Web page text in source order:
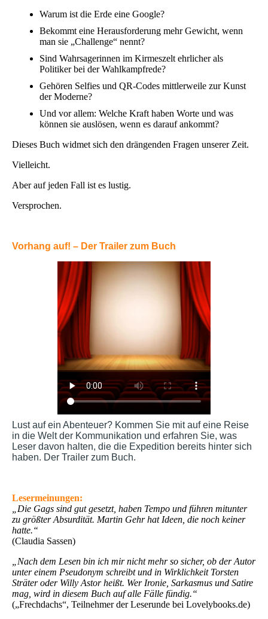
Warum ist die Erde eine Google?
Bekommt eine Herausforderung mehr Gewicht, wenn
man sie „Challenge“ nennt?
Sind Wahrsagerinnen im Kirmeszelt ehrlicher als
Politiker bei der Wahlkampfrede?
Gehören Selfies und QR-Codes mittlerweile zur Kunst
der Moderne?
Und vor allem: Welche Kraft haben Worte und was
können sie auslösen, wenn es darauf ankommt?
Dieses Buch widmet sich den drängenden Fragen unserer Zeit.
Vielleicht.
Aber auf jeden Fall ist es lustig.
Versprochen.
Vorhang auf! – Der Trailer zum Buch
Lust auf ein Abenteuer? Kommen Sie mit auf eine Reise
in die Welt der Kommunikation und erfahren Sie, was
Leser davon halten, die die Expedition bereits hinter sich
haben. Der Trailer zum Buch.
Lesermeinungen:
„Die Gags sind gut gesetzt, haben Tempo und führen mitunter
zu größter Absurdität. Martin Gehr hat Ideen, die noch keiner
hatte.“
(Claudia Sassen)
„Nach dem Lesen bin ich mir nicht mehr so sicher, ob der Autor
unter einem Pseudonym schreibt und in Wirklichkeit Torsten
Sträter oder Willy Astor heißt. Wer Ironie, Sarkasmus und Satire
mag, wird in diesem Buch auf alle Fälle fündig.“
(„Frechdachs“, Teilnehmer der Leserunde bei Lovelybooks.de)